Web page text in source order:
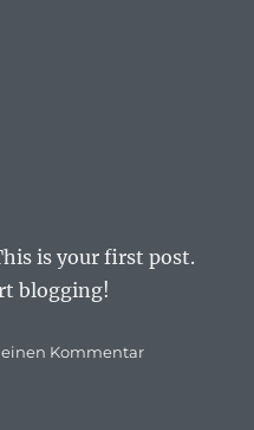
is your first post.
blogging!
Kommentarzu